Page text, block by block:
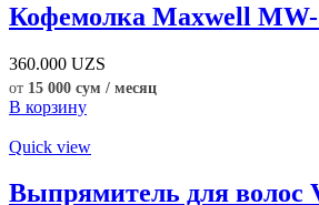
Кофемолка Maxwell MW-
360.000 UZS
от 15 000 сум / месяц
В корзину
Quick view
Выпрямитель для волос